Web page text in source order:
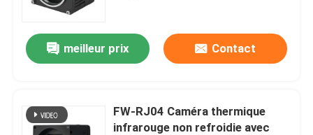
meilleur prix Contact
FW-RJ04 Caméra thermique
infrarouge non refroidie avec